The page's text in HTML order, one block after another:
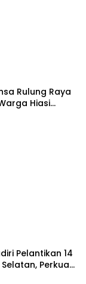
Rulung Raya
Hiasi
Pelantikan 14
Perkuat